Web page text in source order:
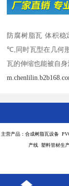
防腐树脂瓦 体积稳
℃,同时瓦型在几何
瓦的伸缩也能被自身
主营产品：合成树脂瓦设备
产线 塑料管材生